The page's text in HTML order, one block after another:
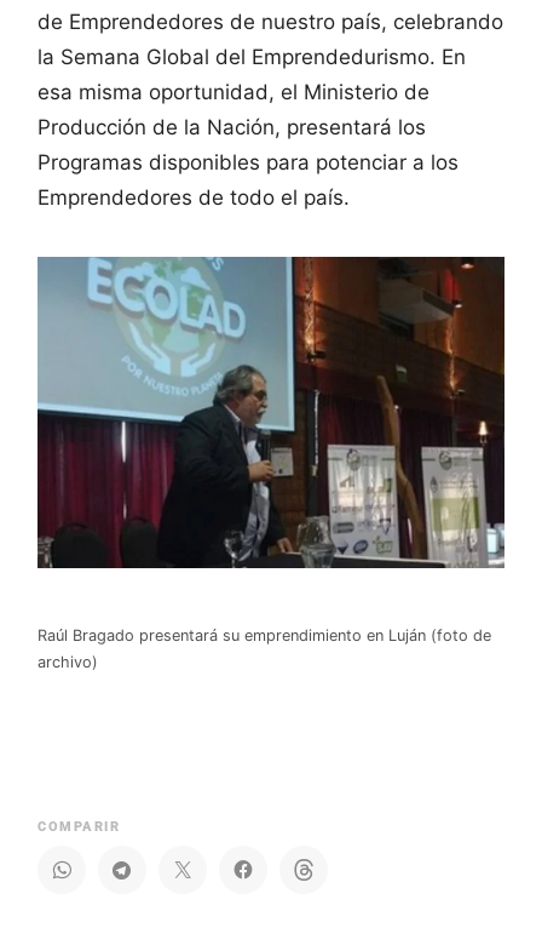
de Emprendedores de nuestro país, celebrando
la Semana Global del Emprendedurismo. En
esa misma oportunidad, el Ministerio de
Producción de la Nación, presentará los
Programas disponibles para potenciar a los
Emprendedores de todo el país.
Raúl Bragado presentará su emprendimiento en Luján (foto de
archivo)
COMPARIR